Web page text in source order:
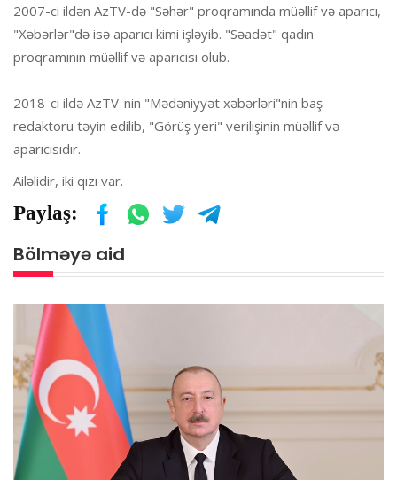
2007-ci ildən AzTV-də "Səhər" proqramında müəllif və aparıcı,
"Xəbərlər"də isə aparıcı kimi işləyib. "Səadət" qadın
proqramının müəllif və aparıcısı olub.
2018-ci ildə AzTV-nin "Mədəniyyət xəbərləri"nin baş
redaktoru təyin edilib, "Görüş yeri" verilişinin müəllif və
aparıcısıdır.
Ailəlidir, iki qızı var.
Paylaş:
Bölməyə aid